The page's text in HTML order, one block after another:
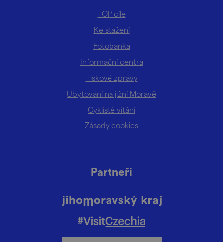
TOP cíle
Ke stažení
Fotobanka
Informační centra
Tiskové zprávy
Ubytování na jižní Moravě
Cyklisté vítáni
Zásady cookies
Partneři